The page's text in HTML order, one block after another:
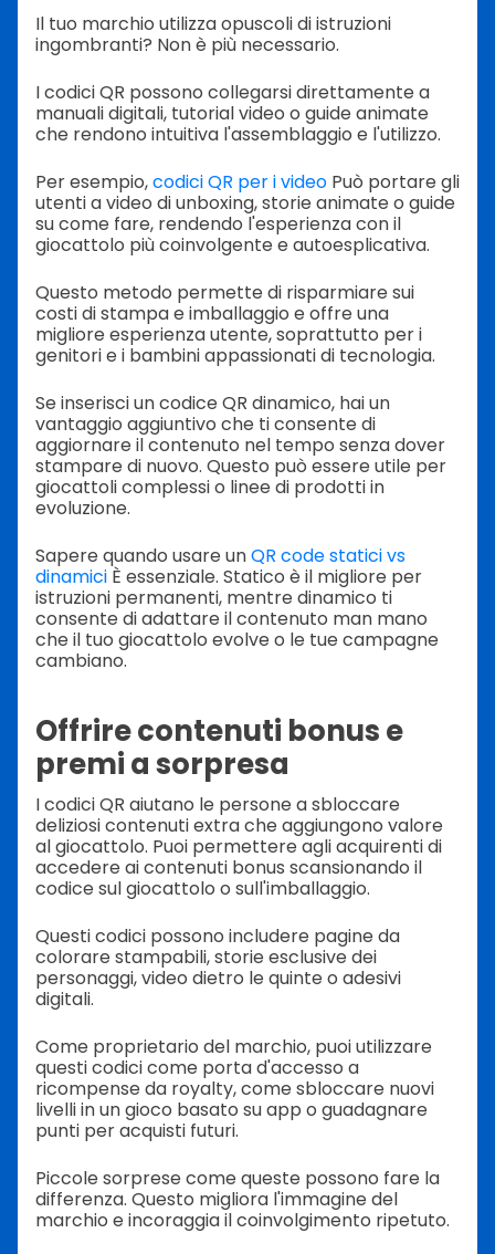
Il tuo marchio utilizza opuscoli di istruzioni
ingombranti? Non è più necessario.
I codici QR possono collegarsi direttamente a
manuali digitali, tutorial video o guide animate
che rendono intuitiva l'assemblaggio e l'utilizzo.
Per esempio,codici QR per i video Può portare gli
utenti a video di unboxing, storie animate o guide
su come fare, rendendo l'esperienza con il
giocattolo più coinvolgente e autoesplicativa.
Questo metodo permette di risparmiare sui
costi di stampa e imballaggio e offre una
migliore esperienza utente, soprattutto per i
genitori e i bambini appassionati di tecnologia.
Se inserisci un codice QR dinamico, hai un
vantaggio aggiuntivo che ti consente di
aggiornare il contenuto nel tempo senza dover
stampare di nuovo. Questo può essere utile per
giocattoli complessi o linee di prodotti in
evoluzione.
Sapere quando usare unQR code statici vs
dinamici È essenziale. Statico è il migliore per
istruzioni permanenti, mentre dinamico ti
consente di adattare il contenuto man mano
che il tuo giocattolo evolve o le tue campagne
cambiano.
Offrire contenuti bonus e
premi a sorpresa
I codici QR aiutano le persone a sbloccare
deliziosi contenuti extra che aggiungono valore
al giocattolo. Puoi permettere agli acquirenti di
accedere ai contenuti bonus scansionando il
codice sul giocattolo o sull'imballaggio.
Questi codici possono includere pagine da
colorare stampabili, storie esclusive dei
personaggi, video dietro le quinte o adesivi
digitali.
Come proprietario del marchio, puoi utilizzare
questi codici come porta d'accesso a
ricompense da royalty, come sbloccare nuovi
livelli in un gioco basato su app o guadagnare
punti per acquisti futuri.
Piccole sorprese come queste possono fare la
differenza. Questo migliora l'immagine del
marchio e incoraggia il coinvolgimento ripetuto.